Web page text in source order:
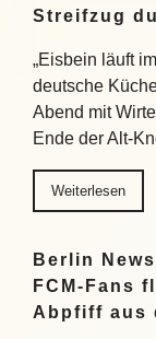
Streifzug
„Eisbein läuft
deutsche
Abend mit
Ende der Alt-
Weiterlesen
Berlin
FCM-Fans
Abpfiff aus